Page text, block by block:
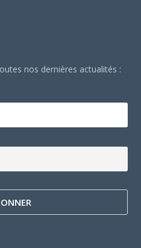
nos dernières actualités :